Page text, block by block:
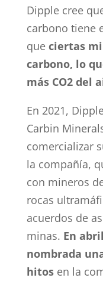
Dipple cree
carbono tiene
que ciertas
carbono, lo
más CO2 del
En 2021,
Carbin
comercializar
la compañía,
con mineros
rocas
acuerdos de
minas. En
nombrada
hitosen la